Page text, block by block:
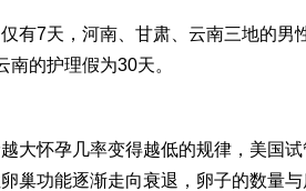
有7天，河南、甘肃、云南三地的男
的护理假为30天。
大怀孕几率变得越低的规律，美国
巢功能逐渐走向衰退，卵子的数量